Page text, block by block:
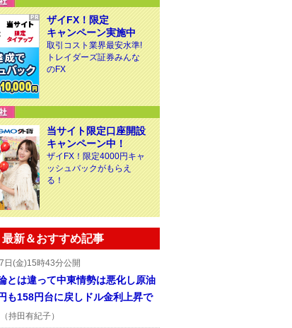
ザイFX！限定
キャンペーン実施中
取引コスト業界最安水準!
トレイダーズ証券みんな
のFX
当サイト限定口座開設
キャンペーン中！
ザイFX！限定4000円キャ
ッシュバックがもらえ
る！
新＆おすすめ記事
日(金)15時43分公開
とは違って中東情勢は悪化し原油
も158円台に戻しドル金利上昇で
（持田有紀子）